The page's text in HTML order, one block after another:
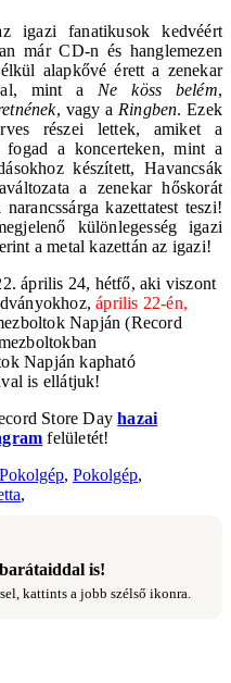
igazi fanatikusok kedvéért
már CD-n és hanglemezen
alapkővé érett a zenekar
mint a Ne köss belém,
, vagy a Ringben. Ezek
részei lettek, amiket a
fogad a koncerteken, mint a
készített, Havancsák
a zenekar hőskorát
kazettatest teszi!
különlegesség igazi
a metal kazettán az igazi!
április 24, hétfő, aki viszont
április 22-én,
Napján (Record
Napján kapható
is ellátjuk!
Store Dayhazai
felületét!
, Pokolgép,
,
is!
kattints a jobb szélső ikonra.